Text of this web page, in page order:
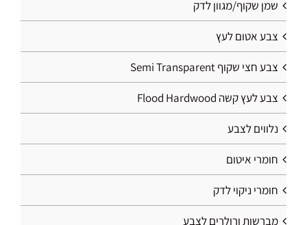
שמן שקוף/מגוון לדק
צבע אטום לעץ
צבע חצי שקוף Semi Transparent
צבע לעץ קשה Flood Hardwood
נלווים לצבע
חומרי איטום
חומרי ניקוי לדק
מברשות ורולרים לצבע